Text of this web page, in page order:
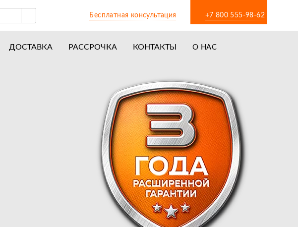
Бесплатная консультация +7 800 555-98-62
ДОСТАВКА РАССРОЧКА КОНТАКТЫ
О НАС